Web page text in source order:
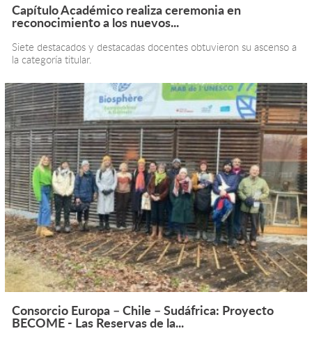
Capítulo Académico realiza ceremonia en
reconocimiento a los nuevos...
Siete destacados y destacadas docentes obtuvieron su ascenso a
la categoría titular.
Consorcio Europa – Chile – Sudáfrica: Proyecto
BECOME - Las Reservas de la...